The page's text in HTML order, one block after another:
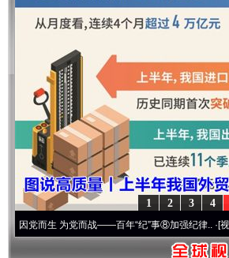
4
3
2
1
党而战——百年“纪”事⑧加强纪律..·[视频]牢记初心使